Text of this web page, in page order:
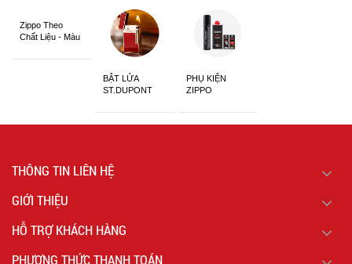
Zippo Theo
Chất Liệu - Màu
BẬT LỬA
ST.DUPONT
PHỤ KIỆN
ZIPPO
THÔNG TIN LIÊN HỆ
GIỚI THIỆU
HỖ TRỢ KHÁCH HÀNG
PHƯƠNG THỨC THANH TOÁN